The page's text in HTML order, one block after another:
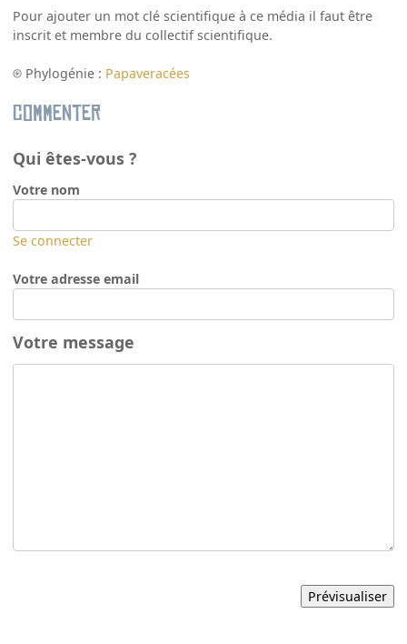
Pour ajouter un mot clé scientifique à ce média il faut être
inscrit et membre du collectif scientifique.
Phylogénie : Papaveracées
Commenter
Qui êtes-vous ?
Votre nom
Se connecter
Votre adresse email
Votre message